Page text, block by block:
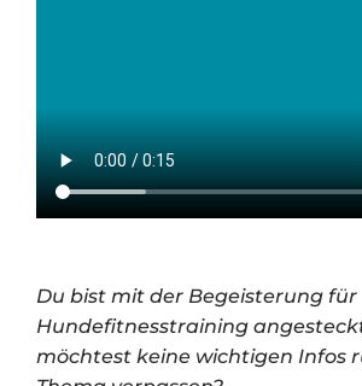
Du bist mit der Begeisterung für
Hundefitnesstraining
möchtest keine wichtigen Infos